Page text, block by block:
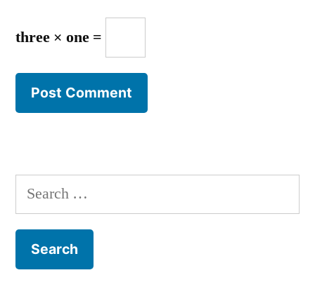
three × one =
Search
for: